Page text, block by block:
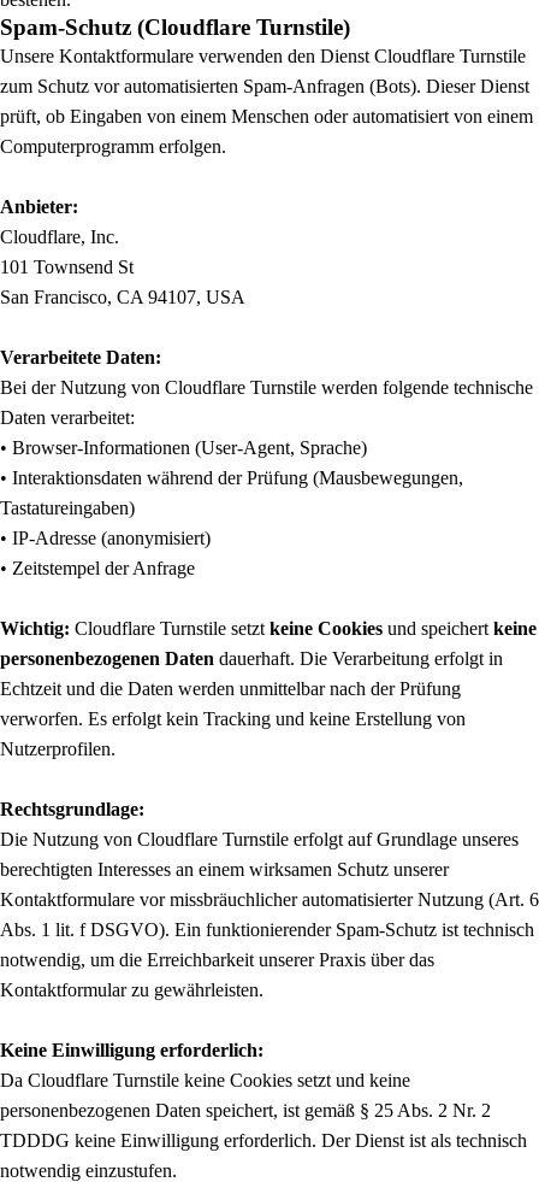
Spam-Schutz (Cloudflare Turnstile)
Unsere Kontaktformulare verwenden den Dienst Cloudflare Turnstile
zum Schutz vor automatisierten Spam-Anfragen (Bots). Dieser Dienst
prüft, ob Eingaben von einem Menschen oder automatisiert von einem
Computerprogramm erfolgen.
Anbieter:
Cloudflare, Inc.
101 Townsend St
San Francisco, CA 94107, USA
Verarbeitete Daten:
Bei der Nutzung von Cloudflare Turnstile werden folgende technische
Daten verarbeitet:
• Browser-Informationen (User-Agent, Sprache)
• Interaktionsdaten während der Prüfung (Mausbewegungen,
Tastatureingaben)
• IP-Adresse (anonymisiert)
• Zeitstempel der Anfrage
Wichtig: Cloudflare Turnstile setzt keine Cookies und speichert keine
personenbezogenen Daten dauerhaft. Die Verarbeitung erfolgt in
Echtzeit und die Daten werden unmittelbar nach der Prüfung
verworfen. Es erfolgt kein Tracking und keine Erstellung von
Nutzerprofilen.
Rechtsgrundlage:
Die Nutzung von Cloudflare Turnstile erfolgt auf Grundlage unseres
berechtigten Interesses an einem wirksamen Schutz unserer
Kontaktformulare vor missbräuchlicher automatisierter Nutzung (Art. 6
Abs. 1 lit. f DSGVO). Ein funktionierender Spam-Schutz ist technisch
notwendig, um die Erreichbarkeit unserer Praxis über das
Kontaktformular zu gewährleisten.
Keine Einwilligung erforderlich:
Da Cloudflare Turnstile keine Cookies setzt und keine
personenbezogenen Daten speichert, ist gemäß § 25 Abs. 2 Nr. 2
TDDDG keine Einwilligung erforderlich. Der Dienst ist als technisch
notwendig einzustufen.